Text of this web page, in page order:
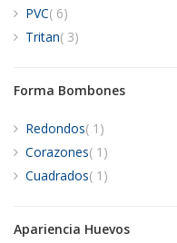
PVC 6artículos
Tritan 3artículos
Forma Bombones
Redondos 1 artículo
Corazones 1 artículo
Cuadrados 1 artículo
Apariencia Huevos